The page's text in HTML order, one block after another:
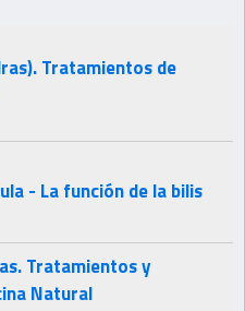
Tratamientos de
- La función de la bilis
Tratamientos y
Natural